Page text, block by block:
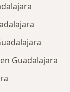
Guadalajara